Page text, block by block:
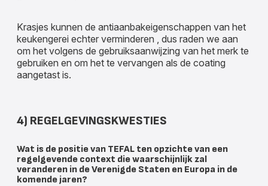
Krasjes kunnen de antiaanbakeigenschappen van het
keukengerei echter verminderen , dus raden we aan
om het volgens de gebruiksaanwijzing van het merk te
gebruiken en om het te vervangen als de coating
aangetast is.
4) REGELGEVINGSKWESTIES
Wat is de positie van TEFAL ten opzichte van een
regelgevende context die waarschijnlijk zal
veranderen in de Verenigde Staten en Europa in de
komende jaren?